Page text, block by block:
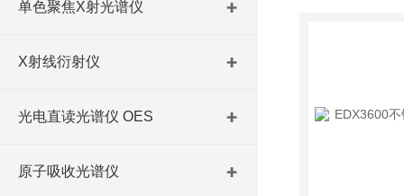
单色聚焦X射光谱仪
X射线衍射仪
光电直读光谱仪 OES
原子吸收光谱仪